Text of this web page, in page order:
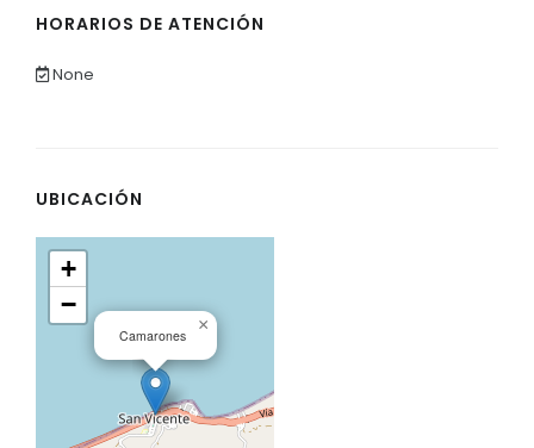
HORARIOS DE ATENCIÓN
None
UBICACIÓN
Camarones
×
+
−